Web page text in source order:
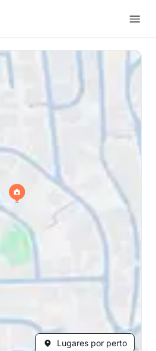
Lugares por perto